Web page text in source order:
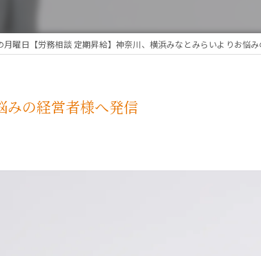
月曜日【労務相談 定期昇給】神奈川、横浜みなとみらいよりお悩
みの経営者様へ発信